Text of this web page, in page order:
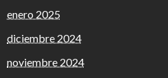
enero 2025
diciembre 2024
noviembre 2024